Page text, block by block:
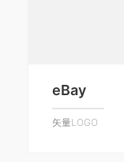
eBay
矢量LOGO